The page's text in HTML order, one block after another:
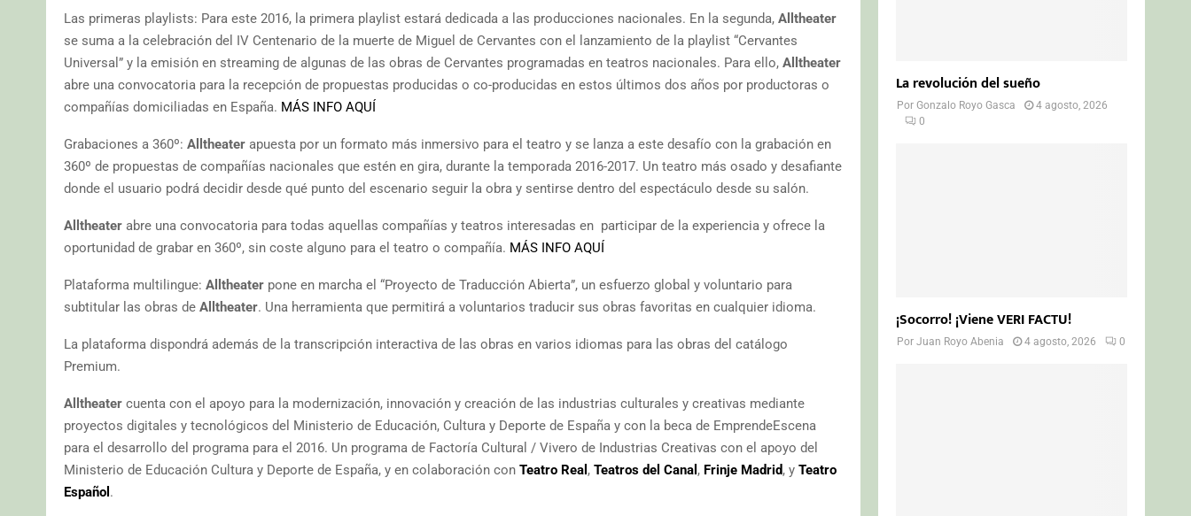
Las primeras playlists: Para este 2016, la primera playlist estará dedicada a las producciones nacionales. En la segunda, Alltheater
se suma a la celebración del IV Centenario de la muerte de Miguel de Cervantes con el lanzamiento de la playlist “Cervantes
Universal” y la emisión en streaming de algunas de las obras de Cervantes programadas en teatros nacionales. Para ello, Alltheater
abre una convocatoria para la recepción de propuestas producidas o co-producidas en estos últimos dos años por productoras o
compañías domiciliadas en España. MÁS INFO AQUÍ
Grabaciones a 360º: Alltheater apuesta por un formato más inmersivo para el teatro y se lanza a este desafío con la grabación en
360º de propuestas de compañías nacionales que estén en gira, durante la temporada 2016-2017. Un teatro más osado y desafiante
donde el usuario podrá decidir desde qué punto del escenario seguir la obra y sentirse dentro del espectáculo desde su salón.
Alltheater abre una convocatoria para todas aquellas compañías y teatros interesadas en participar de la experiencia y ofrece la
oportunidad de grabar en 360º, sin coste alguno para el teatro o compañía. MÁS INFO AQUÍ
Plataforma multilingue: Alltheater pone en marcha el “Proyecto de Traducción Abierta”, un esfuerzo global y voluntario para
subtitular las obras de Alltheater. Una herramienta que permitirá a voluntarios traducir sus obras favoritas en cualquier idioma.
La plataforma dispondrá además de la transcripción interactiva de las obras en varios idiomas para las obras del catálogo
Premium.
Alltheater cuenta con el apoyo para la modernización, innovación y creación de las industrias culturales y creativas mediante
proyectos digitales y tecnológicos del Ministerio de Educación, Cultura y Deporte de España y con la beca de EmprendeEscena
para el desarrollo del programa para el 2016. Un programa de Factoría Cultural / Vivero de Industrias Creativas con el apoyo del
Ministerio de Educación Cultura y Deporte de España, y en colaboración con Teatro Real , Teatros del Canal , Frinje Madrid, y Teatro
Español .
La revolución del sueño
PorGonzalo Royo Gasca
4 agosto, 2026
0
¡Socorro! ¡Viene VERI FACTU!
PorJuan Royo Abenia 4 agosto, 2026 0